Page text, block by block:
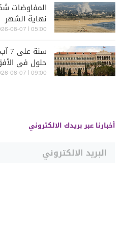
المفاوضات
نهاية الشهر
05:00 | 2026-08-07
حلول في
09:00 | 2026-08-07
أخبارنا عبر بريدك الالكتروني